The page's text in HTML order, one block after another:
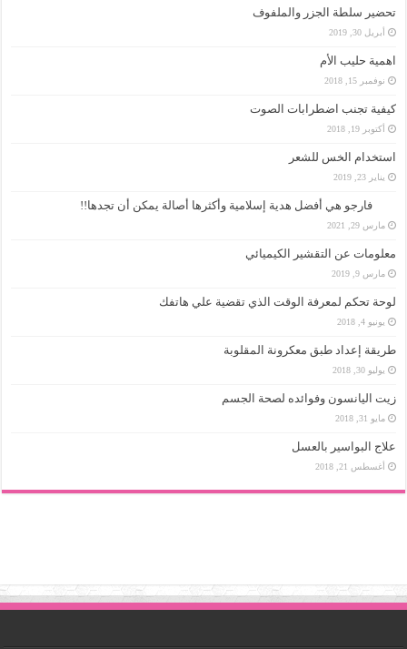
تحضير سلطة الجزر والملفوف
أبريل 30, 2019
اهمية حليب الأم
نوفمبر 15, 2018
كيفية تجنب اضطرابات الصوت
أكتوبر 19, 2018
استخدام الخس للشعر
يناير 23, 2019
فارجو هي أفضل هدية إسلامية وأكثرها أصالة يمكن أن تجدها!!
مارس 29, 2021
معلومات عن التقشير الكيميائي
مارس 9, 2019
لوحة تحكم لمعرفة الوقت الذي تقضية علي هاتفك
يونيو 4, 2018
طريقة إعداد طبق معكرونة المقلوبة
يوليو 30, 2018
زيت اليانسون وفوائده لصحة الجسم
مايو 31, 2018
علاج البواسير بالعسل
أغسطس 21, 2018